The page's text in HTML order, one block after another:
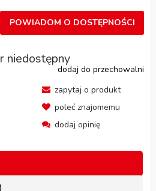
POWIADOM O DOSTĘPNOŚCI
niedostępny
dodaj do przechowalni
zapytaj o produkt
poleć znajomemu
dodaj opinię